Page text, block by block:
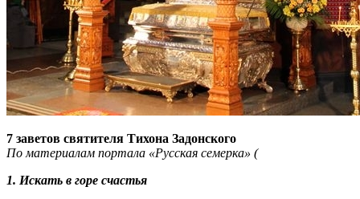
7 заветов святителя Тихона Задонского
По материалам портала «Русская семерка» (
1. Искать в горе счастья